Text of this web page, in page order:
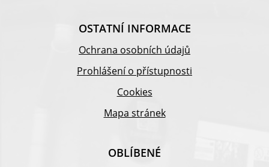
OSTATNÍ INFORMACE
Ochrana osobních údajů
Prohlášení o přístupnosti
Cookies
Mapa stránek
OBLÍBENÉ